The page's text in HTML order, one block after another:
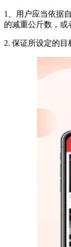
1、用户应当依据
的减重公斤数，或
2. 保证所设定的目